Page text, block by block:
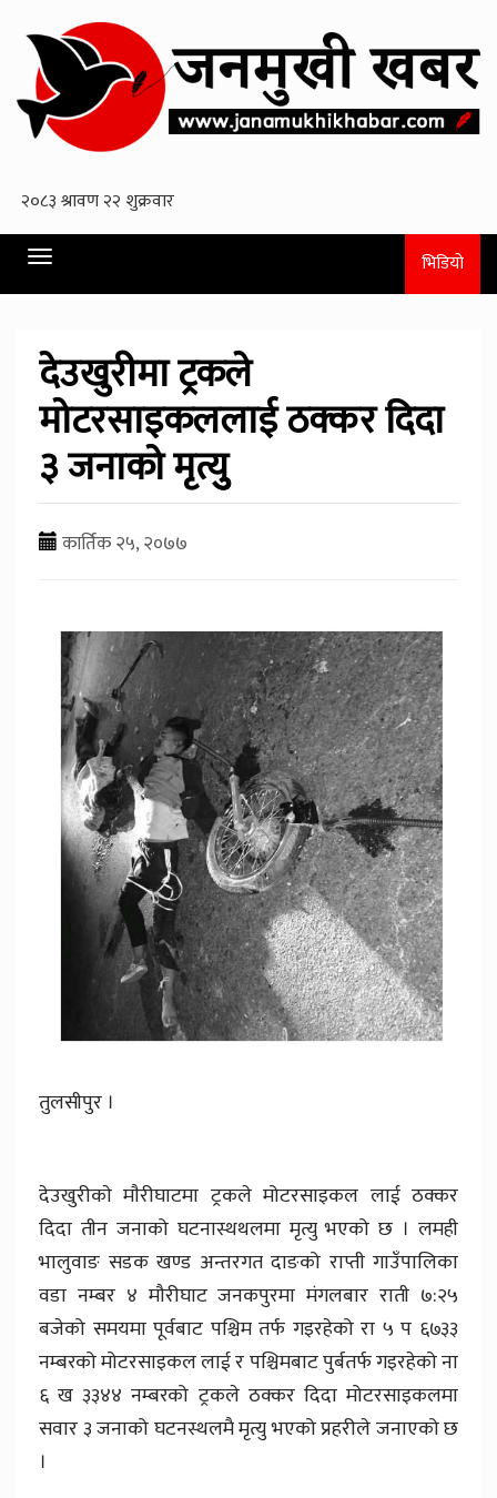
Toggle
navigation
भिडियो
देउखुरीमा ट्रकले
माेटरसाइकललाई ठक्कर दिदा
३ जनाकाे मृत्युु
कार्तिक २५, २०७७
तुलसीपुर ।
देउखुरीकाे माैरीघाटमा ट्रकले मोटरसाइकल लाई ठक्कर
दिदा तीन जनाको घटनास्थथलमा मृत्यु भएको छ । लमही
भालुवाङ सडक खण्ड अन्तरगत दाङको राप्ती गाउँपालिका
वडा नम्बर ४ मौरीघाट जनकपुरमा मंगलबार राती ७:२५
बजेको समयमा पूर्वबाट पश्चिम तर्फ गइरहेको रा ५ प ६७३३
नम्बरको मोटरसाइकल लाई र पश्चिमबाट पुर्बतर्फ गइरहेको ना
६ ख ३३४४ नम्बरको ट्रकले ठक्कर दिदा मोटरसाइकलमा
सवार ३ जनाको घटनस्थलमै मृत्यु भएको प्रहरीले जनाएको छ
।